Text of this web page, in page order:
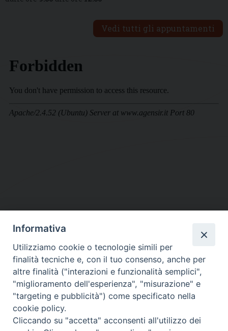
Vedi tutti gli appuntamenti
DIOCESI SUBURBICARIA DI ALBANO
Contatti:Tel.: 06.93268401 - Fax.: 06.9323844
E-mail:curia@diocesidialbano.it
Orari: dal Lunedì al Venerdì Ore: 9:00 - 13:00
Lunedì, Mercoledì e Venerdì, Ore 9:30 - 12:30
Informativa
Utilizziamo cookie o tecnologie simili per
finalità tecniche e, con il tuo consenso, anche per
altre finalità ("interazioni e funzionalità semplici",
"miglioramento dell'esperienza", "misurazione" e
"targeting e pubblicità") come specificato nella
cookie policy.
Cliccando su "accetta" acconsenti all'utilizzo dei